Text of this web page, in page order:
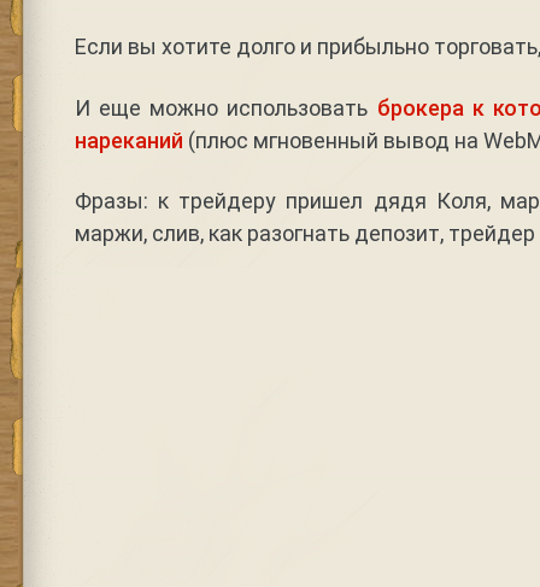
Если вы хотите долго и прибыльно
И еще можно использовать брокера к
нареканий (плюс мгновенный вывод на
Фразы: к трейдеру пришел дядя Коля,
маржи, слив, как разогнать депозит,